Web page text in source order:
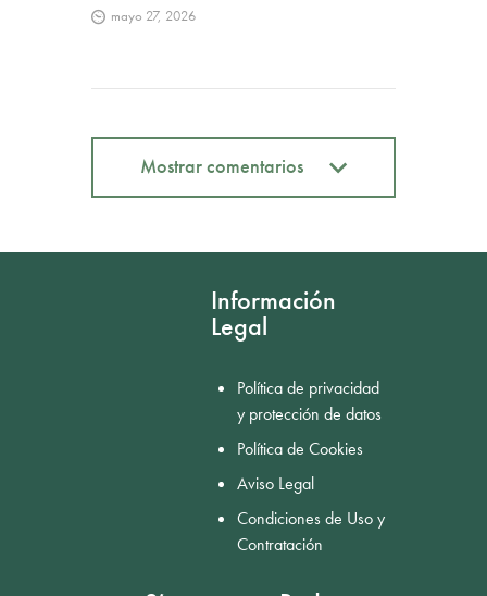
mayo 27, 2026
Mostrar comentarios
Información
Legal
Política de privacidad
y protección de datos
Política de Cookies
Aviso Legal
Condiciones de Uso y
Contratación